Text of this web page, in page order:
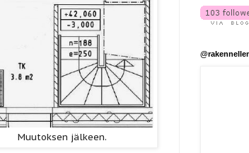
Muutoksen jälkeen.